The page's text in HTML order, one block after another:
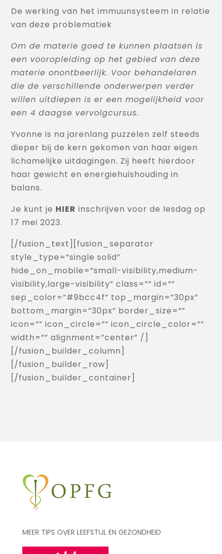
De werking van het immuunsysteem in relatie
van deze problematiek
Om de materie goed te kunnen plaatsen is
een vooropleiding op het gebied van deze
materie onontbeerlijk. Voor behandelaren
die de verschillende onderwerpen verder
willen uitdiepen is er een mogelijkheid voor
een 4 daagse vervolgcursus.
Yvonne is na jarenlang puzzelen zelf steeds
dieper bij de kern gekomen van haar eigen
lichamelijke uitdagingen. Zij heeft hierdoor
haar gewicht en energiehuishouding in
balans.
Je kunt je HIER inschrijven voor de lesdag op
17 mei 2023.
[/fusion_text][fusion_separator
style_type=”single solid”
hide_on_mobile=”small-visibility,medium-
visibility,large-visibility” class=”” id=””
sep_color=”#9bcc4f” top_margin=”30px”
bottom_margin=”30px” border_size=””
icon=”” icon_circle=”” icon_circle_color=””
width=”” alignment=”center” /]
[/fusion_builder_column]
[/fusion_builder_row]
[/fusion_builder_container]
MEER TIPS OVER LEEFSTIJL EN GEZONDHEID